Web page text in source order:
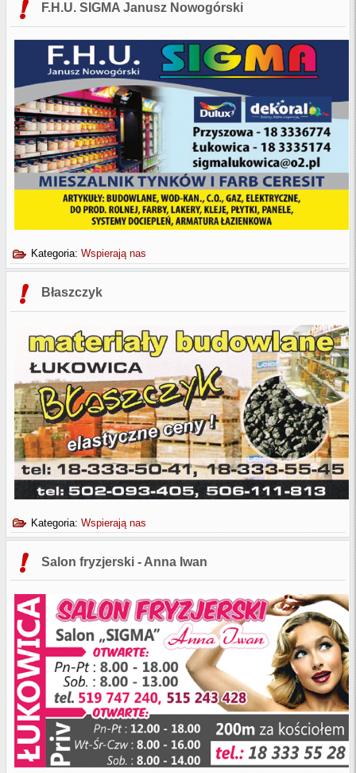
F.H.U. SIGMA Janusz Nowogórski
Kategoria:Wspierają nas
Błaszczyk
Kategoria:Wspierają nas
Salon fryzjerski - Anna Iwan